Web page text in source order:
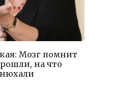
Мозг помнит
на что